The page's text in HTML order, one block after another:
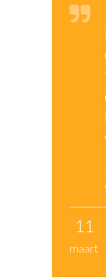
11
maart